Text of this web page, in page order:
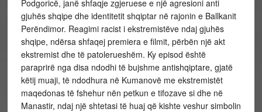
Podgoricë, janë shfaqje zgjeruese e një agresioni anti
gjuhës shqipe dhe identitetit shqiptar në rajonin e Ballkanit
Perëndimor. Reagimi racist i ekstremistëve ndaj gjuhës
shqipe, ndërsa shfaqej premiera e filmit, përbën një akt
ekstremist dhe të patolerueshëm. Ky episod është
paraprirë nga disa ndodhi të bujshme antishqiptare, gjatë
këtij muaji, të ndodhura në Kumanovë me ekstremistët
maqedonas të fshehur nën petkun e tifozave si dhe në
Manastir, ndaj një shtetasi të huaj që kishte veshur simbolin